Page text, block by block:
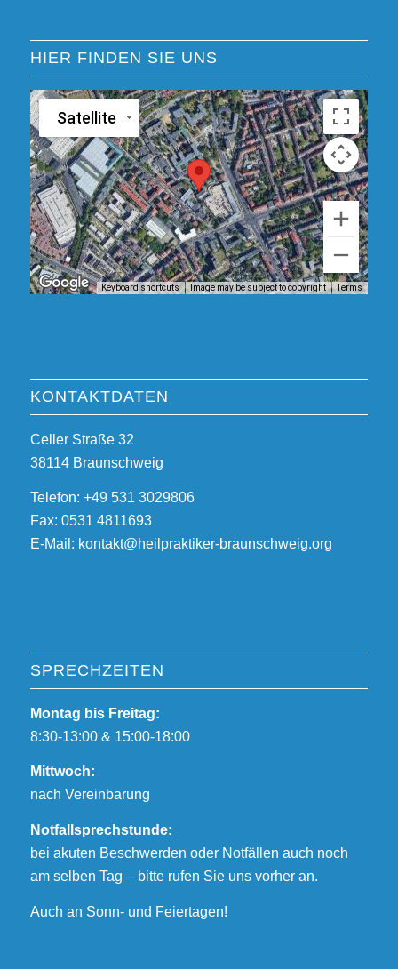
HIER FINDEN SIE UNS
Satellite
Keyboard shortcuts Image may be subject to copyright Terms
KONTAKTDATEN
Celler Straße 32
38114 Braunschweig
Telefon: +49 531 3029806
Fax: 0531 4811693
E-Mail: kontakt@heilpraktiker-braunschweig.org
SPRECHZEITEN
Montag bis Freitag:
8:30-13:00 & 15:00-18:00
Mittwoch:
nach Vereinbarung
Notfallsprechstunde:
bei akuten Beschwerden oder Notfällen auch noch
am selben Tag – bitte rufen Sie uns vorher an.
Auch an Sonn- und Feiertagen!